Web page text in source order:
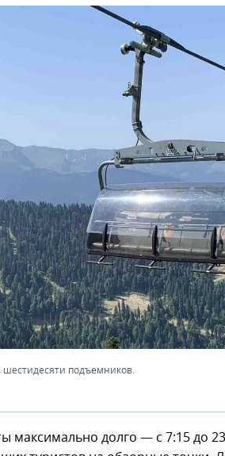
подъемников.
максимально долго — с 7:15 до